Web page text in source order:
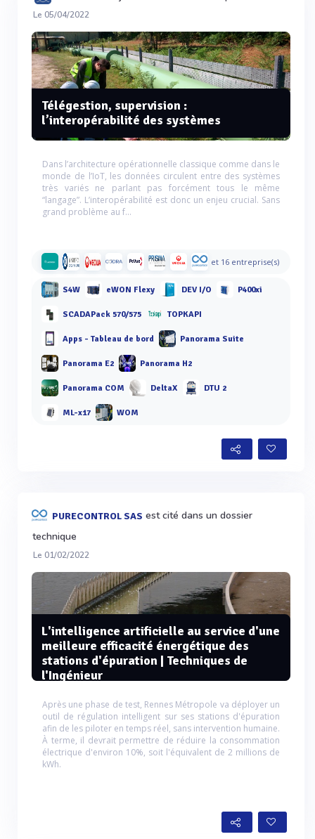
Le 05/04/2022
Télégestion, supervision :
l’interopérabilité des systèmes
Dans l’architecture opérationnelle classique comme dans le
monde de l’IoT, les données circulent entre des systèmes
très variés ne parlant pas forcément tous le même
“langage”. L’interopérabilité est donc un enjeu crucial. Sans
grand problème au f...
et 16 entreprise(s)
S4W eWON Flexy DEV I/O P400xi
SCADAPack 570/575 TOPKAPI
Apps - Tableau de bord Panorama Suite
Panorama E2 Panorama H2
Panorama COM DeltaX DTU 2
ML-x17 WOM
PURECONTROL SAS est cité dans un dossier
technique
Le 01/02/2022
L'intelligence artificielle au service d'une
meilleure efficacité énergétique des
stations d'épuration | Techniques de
l'Ingénieur
Après une phase de test, Rennes Métropole va déployer un
outil de régulation intelligent sur ses stations d'épuration
afin de les piloter en temps réel, sans intervention humaine.
À terme, il devrait permettre de réduire la consommation
électrique d'environ 10%, soit l'équivalent de 2 millions de
kWh.